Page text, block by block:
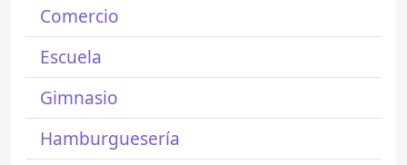
Comercio
Escuela
Gimnasio
Hamburguesería